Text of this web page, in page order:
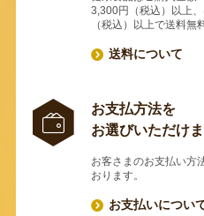
3,300円（税込）以上
（税込）以上で送料無
送料について
お支払方法を
お選びいただけ
お客さまのお支払い方
おります。
お支払いについ